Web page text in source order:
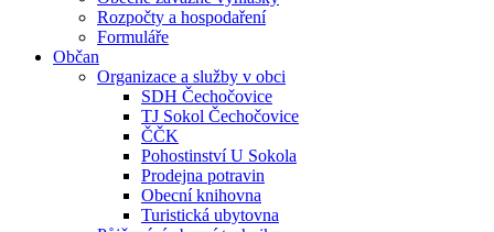
Rozpočty a hospodaření
Formuláře
Občan
Organizace a služby v obci
SDH Čechočovice
TJ Sokol Čechočovice
ČČK
Pohostinství U Sokola
Prodejna potravin
Obecní knihovna
Turistická ubytovna